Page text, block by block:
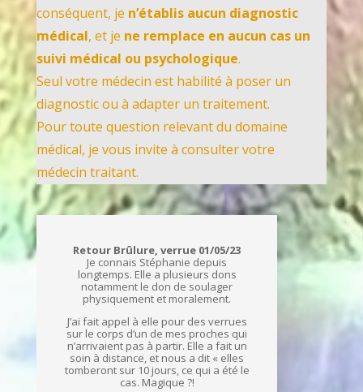
conséquent, je n’établis aucun diagnostic
médical, et je ne remplace en aucun cas un
suivi médical ou psychologique.
Seul votre médecin est habilité à poser un
diagnostic ou à adapter un traitement.
Pour toute question relevant du domaine
médical, je vous invite à consulter votre
médecin traitant.
Retour Brûlure, verrue 01/05/23
Je connais Stéphanie depuis
longtemps. Elle a plusieurs dons
notamment le don de soulager
physiquement et moralement.
J’ai fait appel à elle pour des verrues
sur le corps d’un de mes proches qui
n’arrivaient pas à partir. Elle a fait un
soin à distance, et nous a dit « elles
tomberont sur 10 jours, ce qui a été le
cas. Magique ?!